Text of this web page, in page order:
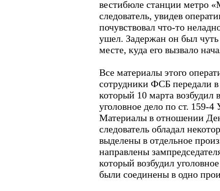
вестибюле станции метро
следователь, увидев
почувствовал что-то
ушел. Задержан он был
месте, куда его вызвало
Все материалы этого
сотрудники ФСБ передали
который 10 марта возбудил
уголовное дело по ст. 159-
Материалы в отношении
следователь обладал
выделены в отдельное
направлены
который возбудил
были соединены в одно